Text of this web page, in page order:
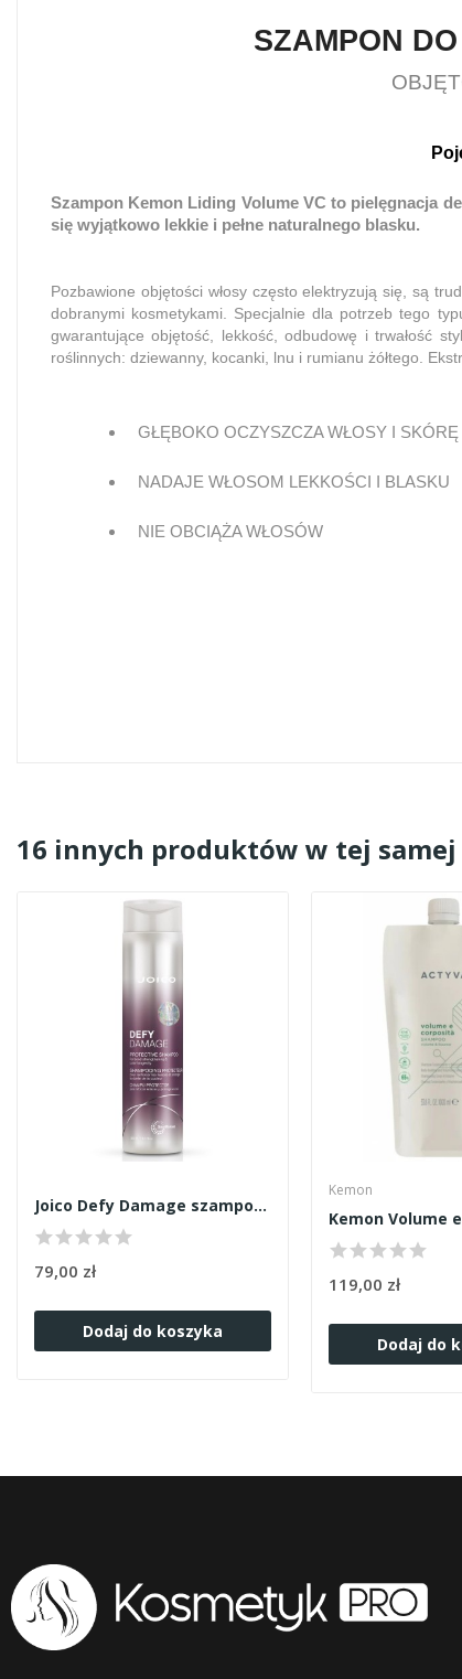
SZAMPON
Szampon Kemon Liding Volume VC to pielęgnacja
się wyjątkowo lekkie i pełne naturalnego blasku.
Pozbawione objętości włosy często elektryzują się, są
dobranymi kosmetykami. Specjalnie dla potrzeb tego
gwarantujące objętość, lekkość, odbudowę i trwałość
roślinnych: dziewanny, kocanki, lnu i rumianu żółtego.
GŁĘBOKO OCZYSZCZA WŁOSY I
NADAJE WŁOSOM LEKKOŚCI I BLASKU
NIE OBCIĄŻA WŁOSÓW
16 innych produktów w tej
Joico Defy Damage szampon 300ml
79,00 zł
Dodaj do koszyka
Kemon
119,00 zł
Dodaj do